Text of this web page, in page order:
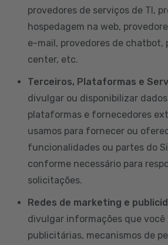
provedores de serviços de TI,
hospedagem na web,
e-mail, provedores de chatbot,
center, etc.
Terceiros, Plataformas e
divulgar ou disponibilizar dados
plataformas e fornecedores
usamos para fornecer ou
funcionalidades ou partes do
conforme necessário para
solicitações.
Redes de marketing e
divulgar informações que
publicitárias, mecanismos de